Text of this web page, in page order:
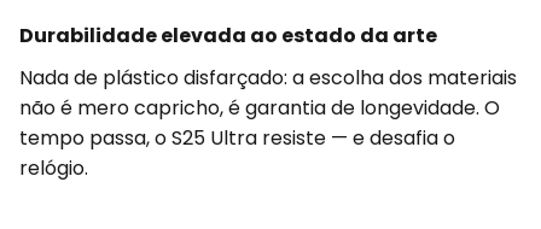
Durabilidade elevada ao estado da arte
Nada de plástico disfarçado: a escolha dos materiais
não é mero capricho, é garantia de longevidade. O
tempo passa, o S25 Ultra resiste — e desafia o
relógio.